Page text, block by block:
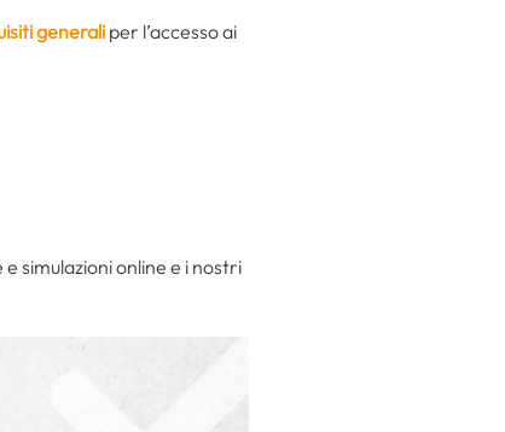
generaliper l’accesso ai
simulazioni online e i nostri